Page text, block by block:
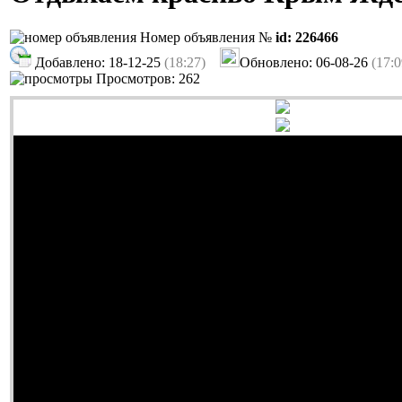
Номер объявления № id: 226466
Добавлено: 18-12-25 (18:27) Обновлено: 06-08-26
Просмотров: 262